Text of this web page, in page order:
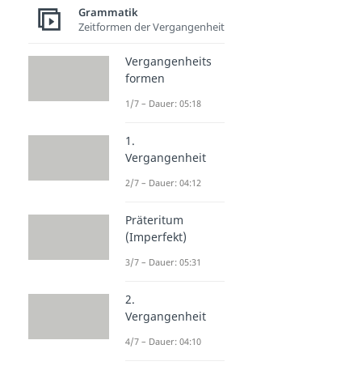
Grammatik
Zeitformen der Vergangenheit
Vergangenheits
formen
1/7 – Dauer: 05:18
1.
Vergangenheit
2/7 – Dauer: 04:12
Präteritum
(Imperfekt)
3/7 – Dauer: 05:31
2.
Vergangenheit
4/7 – Dauer: 04:10